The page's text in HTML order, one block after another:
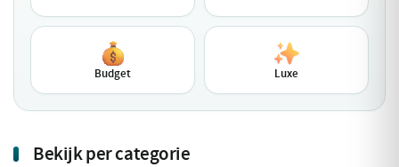
Budget Luxe
Bekijk per categorie